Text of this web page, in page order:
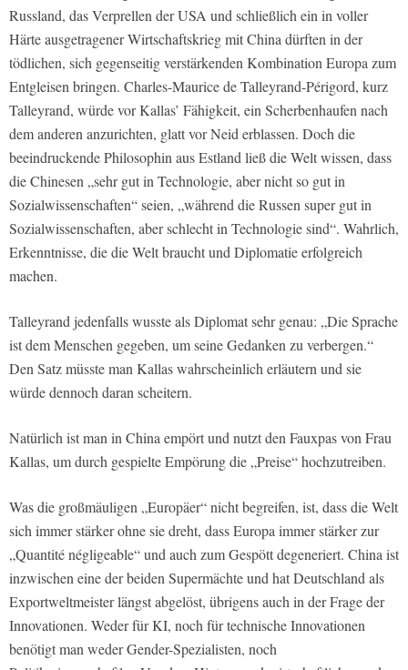
Russland, das Verprellen der USA und schließlich ein in voller
Härte ausgetragener Wirtschaftskrieg mit China dürften in der
tödlichen, sich gegenseitig verstärkenden Kombination Europa zum
Entgleisen bringen. Charles-Maurice de Talleyrand-Périgord, kurz
Talleyrand, würde vor Kallas’ Fähigkeit, ein Scherbenhaufen nach
dem anderen anzurichten, glatt vor Neid erblassen. Doch die
beeindruckende Philosophin aus Estland ließ die Welt wissen, dass
die Chinesen „sehr gut in Technologie, aber nicht so gut in
Sozialwissenschaften“ seien, „während die Russen super gut in
Sozialwissenschaften, aber schlecht in Technologie sind“. Wahrlich,
Erkenntnisse, die die Welt braucht und Diplomatie erfolgreich
machen.
Talleyrand jedenfalls wusste als Diplomat sehr genau: „Die Sprache
ist dem Menschen gegeben, um seine Gedanken zu verbergen.“
Den Satz müsste man Kallas wahrscheinlich erläutern und sie
würde dennoch daran scheitern.
Natürlich ist man in China empört und nutzt den Fauxpas von Frau
Kallas, um durch gespielte Empörung die „Preise“ hochzutreiben.
Was die großmäuligen „Europäer“ nicht begreifen, ist, dass die Welt
sich immer stärker ohne sie dreht, dass Europa immer stärker zur
„Quantité négligeable“ und auch zum Gespött degeneriert. China ist
inzwischen eine der beiden Supermächte und hat Deutschland als
Exportweltmeister längst abgelöst, übrigens auch in der Frage der
Innovationen. Weder für KI, noch für technische Innovationen
benötigt man weder Gender-Spezialisten, noch